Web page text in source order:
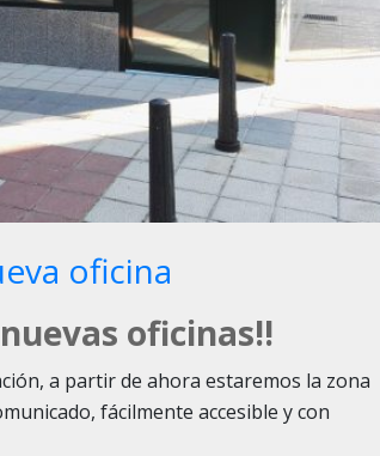
oficina
oficinas!!
a partir de ahora estaremos la zona
fácilmente accesible y con